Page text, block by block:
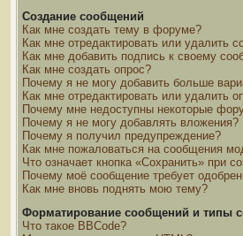
Создание сообщений
Как мне создать тему в форуме?
Как мне отредактировать или удалить
Как мне добавить подпись к своему
Как мне создать опрос?
Почему я не могу добавить больше
Как мне отредактировать или удалить
Почему мне недоступны некоторые
Почему я не могу добавлять вложения?
Почему я получил предупреждение?
Как мне пожаловаться на сообщения
Что означает кнопка «Сохранить» при
Почему моё сообщение требует
Как мне вновь поднять мою тему?
Форматирование сообщений и типы
Что такое BBCode?